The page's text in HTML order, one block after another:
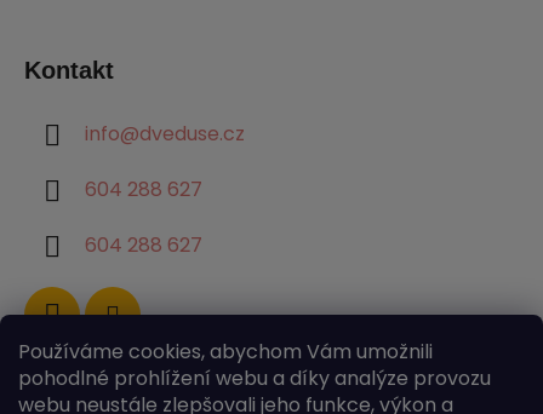
Používáme cookies, abychom Vám umožnili
pohodlné prohlížení webu a díky analýze provozu
webu neustále zlepšovali jeho funkce, výkon a
Kontakt
info@dveduse.cz
604 288 627
604 288 627